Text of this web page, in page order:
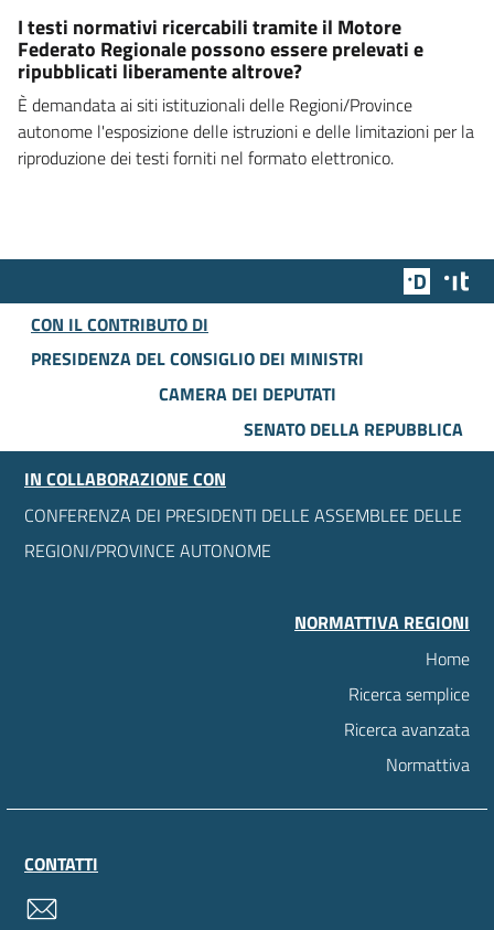
I testi normativi ricercabili tramite il Motore
Federato Regionale possono essere prelevati e
ripubblicati liberamente altrove?
È demandata ai siti istituzionali delle Regioni/Province
autonome l'esposizione delle istruzioni e delle limitazioni per la
riproduzione dei testi forniti nel formato elettronico.
Team
CON IL CONTRIBUTO DI
PRESIDENZA DEL CONSIGLIO DEI MINISTRI
CAMERA DEI DEPUTATI
SENATO DELLA REPUBBLICA
IN COLLABORAZIONE CON
CONFERENZA DEI PRESIDENTI DELLE ASSEMBLEE DELLE
REGIONI/PROVINCE AUTONOME
NORMATTIVA REGIONI
Home
Ricerca semplice
Ricerca avanzata
Normattiva
CONTATTI